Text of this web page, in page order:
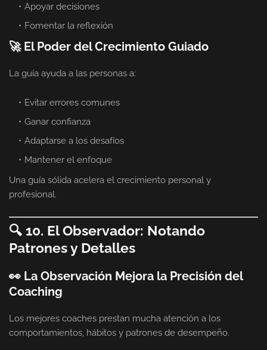
Apoyar decisiones
Fomentar la reflexión
🚀 El Poder del Crecimiento Guiado
La guía ayuda a las personas a:
Evitar errores comunes
Ganar confianza
Adaptarse a los desafíos
Mantener el enfoque
Una guía sólida acelera el crecimiento personal y
profesional.
🔍 10. El Observador: Notando
Patrones y Detalles
👀 La Observación Mejora la Precisión del
Coaching
Los mejores coaches prestan mucha atención a los
comportamientos, hábitos y patrones de desempeño.